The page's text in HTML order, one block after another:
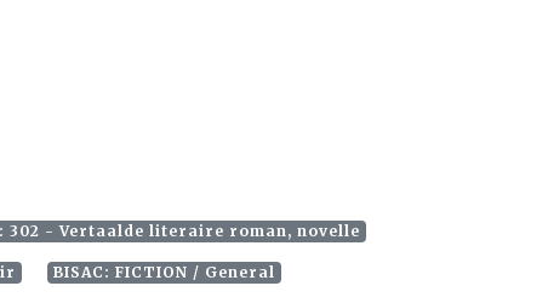
302 - Vertaalde literaire roman, novelle
BISAC: FICTION / General